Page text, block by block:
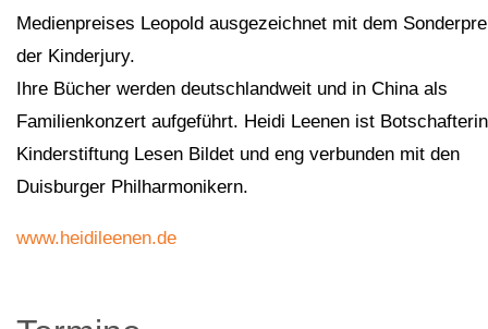
Medienpreises Leopold ausgezeichnet mit dem
der Kinderjury.
Ihre Bücher werden deutschlandweit und in China als
Familienkonzert aufgeführt. Heidi Leenen ist
Kinderstiftung Lesen Bildet und eng verbunden mit den
Duisburger Philharmonikern.
www.heidileenen.de